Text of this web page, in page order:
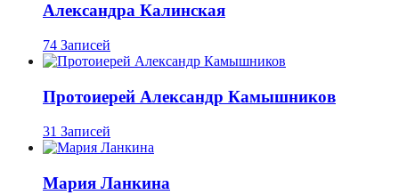
Александра Калинская
74 Записей
Протоиерей Александр Камышников
31 Записей
Мария Ланкина